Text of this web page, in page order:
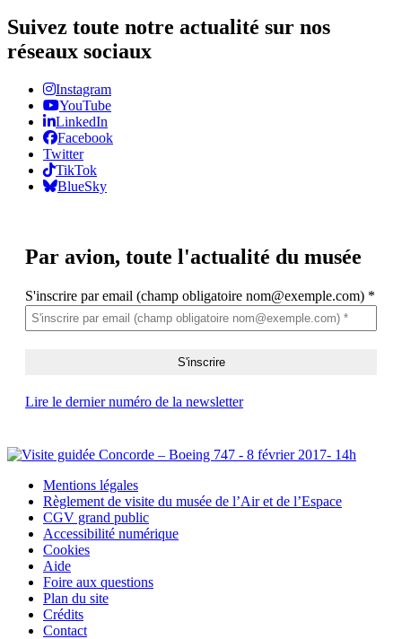
Suivez toute notre actualité sur nos
réseaux sociaux
Instagram
YouTube
LinkedIn
Facebook
Twitter
TikTok
BlueSky
Par avion, toute l'actualité du musée
S'inscrire par email (champ obligatoire nom@exemple.com) *
Lire le dernier numéro de la newsletter
Mentions légales
Règlement de visite du musée de l’Air et de l’Espace
CGV grand public
Accessibilité numérique
Cookies
Aide
Foire aux questions
Plan du site
Crédits
Contact